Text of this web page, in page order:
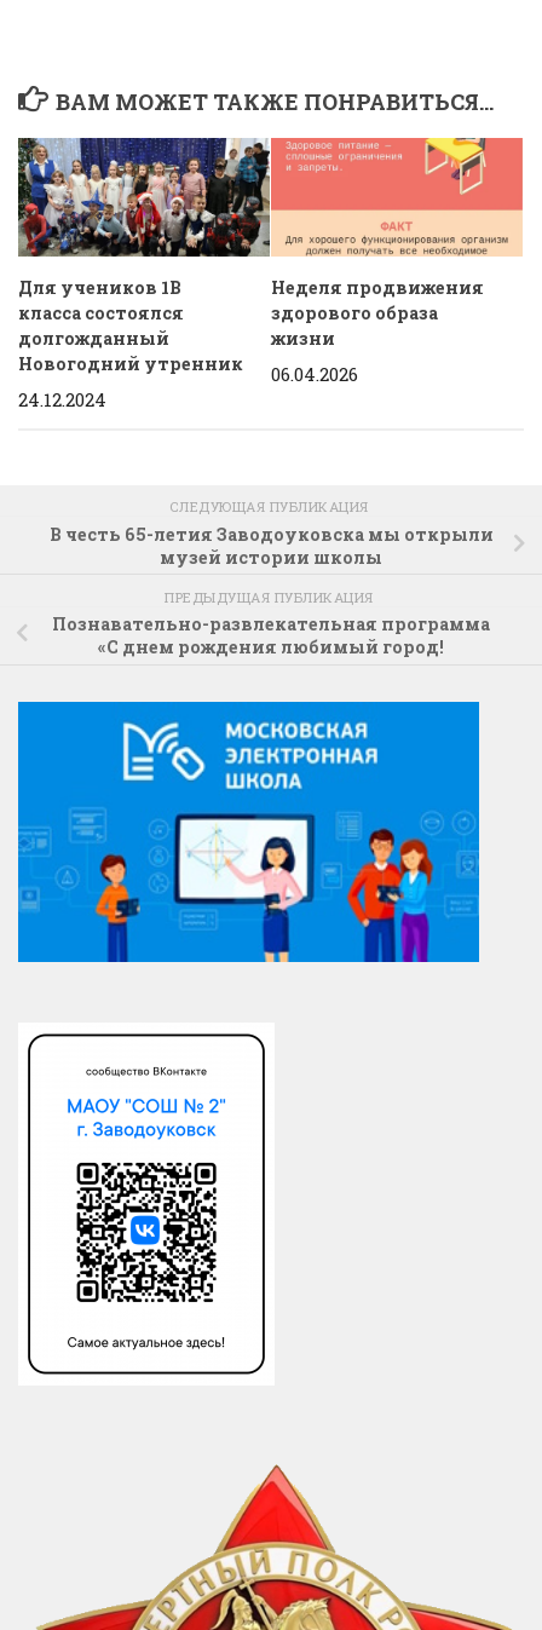
ВАМ МОЖЕТ ТАКЖЕ ПОНРАВИТЬСЯ...
Для учеников 1В
класса состоялся
долгожданный
Новогодний утренник
24.12.2024
Неделя продвижения
здорового образа
жизни
06.04.2026
СЛЕДУЮЩАЯ ПУБЛИКАЦИЯ
В честь 65-летия Заводоуковска мы открыли
музей истории школы
ПРЕДЫДУЩАЯ ПУБЛИКАЦИЯ
Познавательно-развлекательная программа
«С днем рождения любимый город!